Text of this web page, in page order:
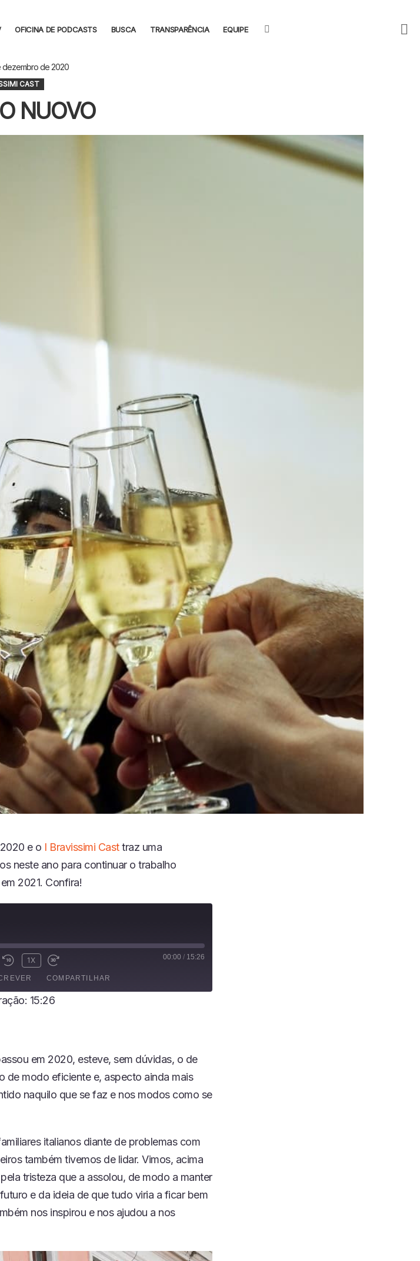
OFICINA DE PODCASTS BUSCA TRANSPARÊNCIA EQUIPE
dezembro de 2020
CAST
NUOVO
e o I Bravissimi Casttraz uma
neste ano para continuar o trabalho
2021. Confira!
1X 00:00 / 15:26
COMPARTILHAR
15:26
em 2020, esteve, sem dúvidas, o de
de modo eficiente e, aspecto ainda mais
naquilo que se faz e nos modos como se
italianos diante de problemas com
também tivemos de lidar. Vimos, acima
tristeza que a assolou, de modo a manter
e da ideia de que tudo viria a ficar bem
nos inspirou e nos ajudou a nos